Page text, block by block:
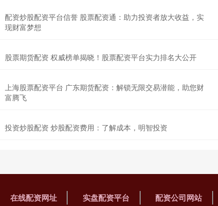
配资炒股配资平台信誉 股票配资通：助力投资者放大收益，实
现财富梦想
股票期货配资 权威榜单揭晓！股票配资平台实力排名大公开
上海股票配资平台 广东期货配资：解锁无限交易潜能，助您财
富腾飞
投资炒股配资 炒股配资费用：了解成本，明智投资
在线配资网址 实盘配资平台 配资公司网站